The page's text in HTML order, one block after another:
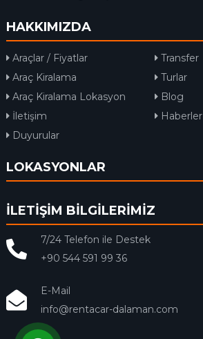
HAKKIMIZDA
Araçlar / Fiyatlar
Transfer
Araç Kiralama
Turlar
Araç Kiralama Lokasyon
Blog
İletişim
Haberler
Duyurular
LOKASYONLAR
İLETİŞİM BİLGİLERİMİZ
7/24 Telefon ile Destek
+90 544 591 99 36
E-Mail
info@rentacar-dalaman.com